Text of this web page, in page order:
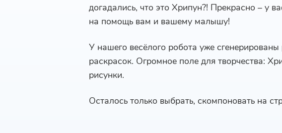
догадались, что это Хрипун?! Прекрасно – у
на помощь вам и вашему малышу!
У нашего весёлого робота уже
раскрасок. Огромное поле для творчества:
рисунки.
Осталось только выбрать, скомпоновать на